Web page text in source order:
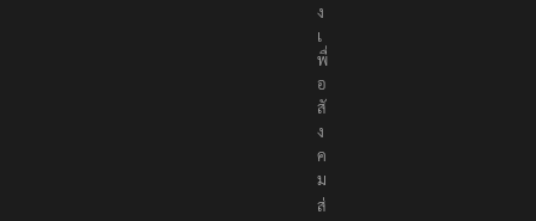
เ
พื่
อ
สั
ง
ค
ม
ส่
ง